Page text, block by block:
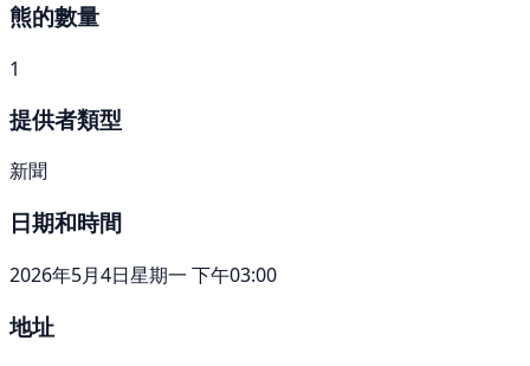
熊的數量
1
提供者類型
新聞
日期和時間
2026年5月4日星期一 下午03:00
地址